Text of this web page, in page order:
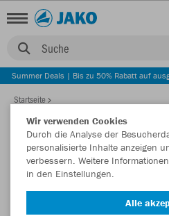
Suche
Summer Deals | Bis zu 50% Rabatt auf
Startseite
Wir verwenden Cookies
Durch die Analyse der
personalisierte Inhalte anzeigen
verbessern. Weitere
in den Einstellungen.
Alle